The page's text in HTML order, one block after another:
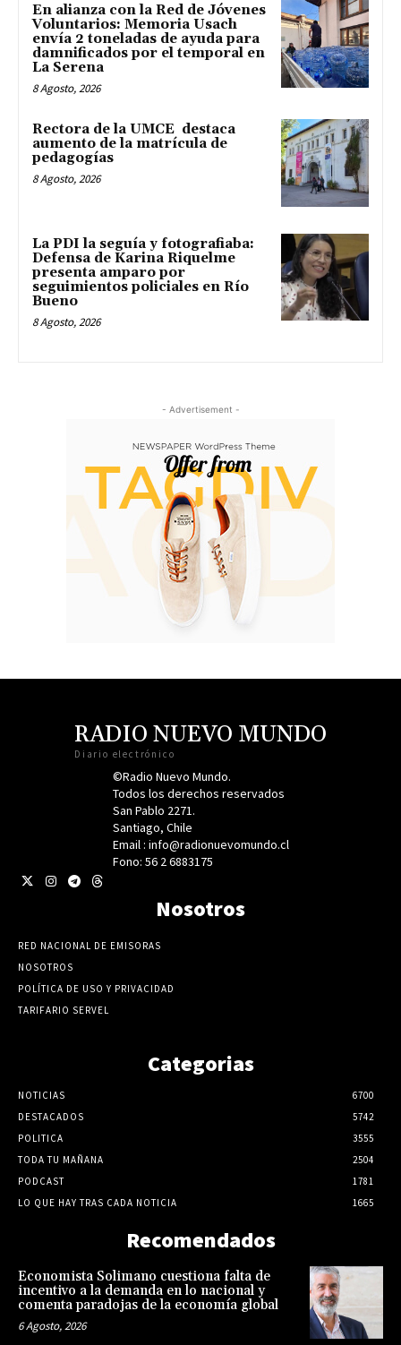
En alianza con la Red de Jóvenes
Voluntarios: Memoria Usach
envía 2 toneladas de ayuda para
damnificados por el temporal en
La Serena
8 Agosto, 2026
Rectora de la UMCE destaca
aumento de la matrícula de
pedagogías
8 Agosto, 2026
La PDI la seguía y fotografiaba:
Defensa de Karina Riquelme
presenta amparo por
seguimientos policiales en Río
Bueno
8 Agosto, 2026
- Advertisement -
RADIO NUEVO MUNDO
Diario electrónico
©Radio Nuevo Mundo.
Todos los derechos reservados
San Pablo 2271.
Santiago, Chile
Email : info@radionuevomundo.cl
Fono: 56 2 6883175
Nosotros
RED NACIONAL DE EMISORAS
NOSOTROS
POLÍTICA DE USO Y PRIVACIDAD
TARIFARIO SERVEL
Categorias
NOTICIAS
6700
DESTACADOS
5742
POLITICA
3555
TODA TU MAÑANA
2504
PODCAST
1781
LO QUE HAY TRAS CADA NOTICIA
1665
Recomendados
Economista Solimano cuestiona falta de
incentivo a la demanda en lo nacional y
comenta paradojas de la economía global
6 Agosto, 2026